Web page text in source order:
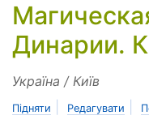
Динарии.
Україна / Київ
Підняти Редагувати